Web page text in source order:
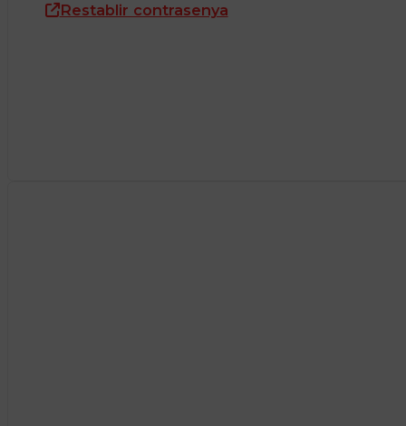
Restablir contrasenya